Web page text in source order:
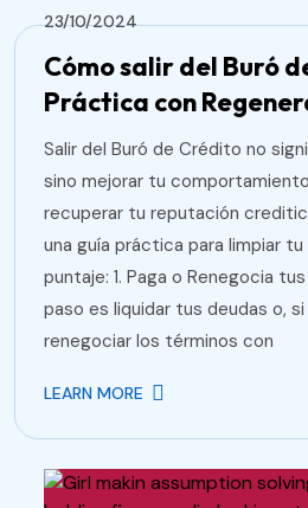
23/10/2024
Cómo salir del Buró
Práctica con
Salir del Buró de Crédito no
sino mejorar tu
recuperar tu reputación
una guía práctica para limpiar
puntaje: 1. Paga o Renegocia
paso es liquidar tus deudas o,
renegociar los términos con
LEARN MORE